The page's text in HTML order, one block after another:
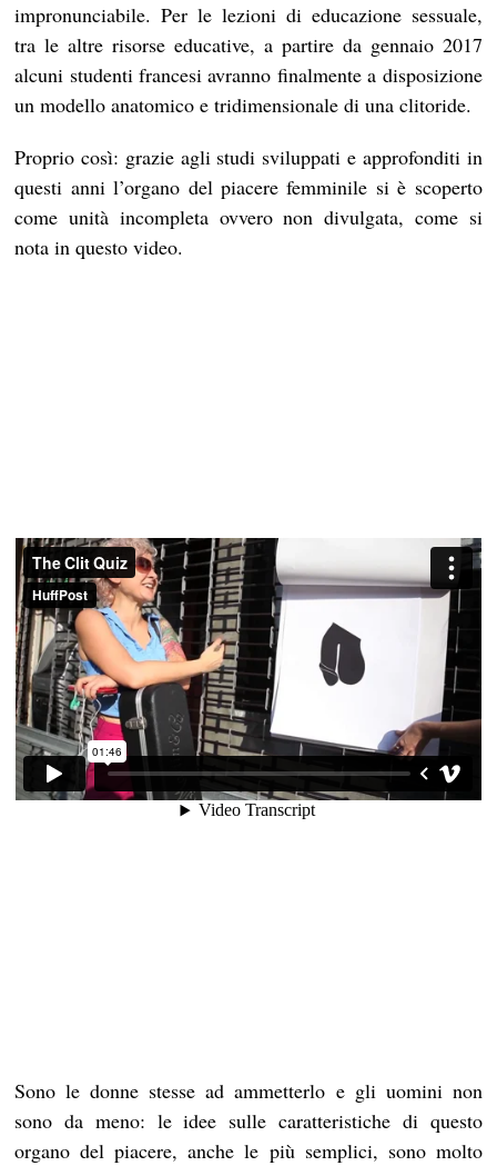
impronunciabile. Per le lezioni di educazione sessuale,
tra le altre risorse educative, a partire da gennaio 2017
alcuni studenti francesi avranno finalmente a disposizione
un modello anatomico e tridimensionale di una clitoride.
Proprio così: grazie agli studi sviluppati e approfonditi in
questi anni l’organo del piacere femminile si è scoperto
come unità incompleta ovvero non divulgata, come si
nota in questo video.
Sono le donne stesse ad ammetterlo e gli uomini non
sono da meno: le idee sulle caratteristiche di questo
organo del piacere, anche le più semplici, sono molto